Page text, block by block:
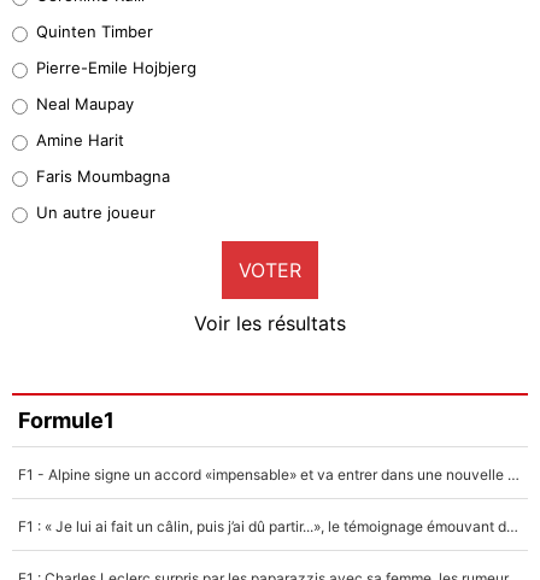
32%
5%
1%
9%
Faris Moumbagna
4%
Un autre joueur
5%
Quinten Timber
Pierre-Emile Hojbjerg
Neal Maupay
Amine Harit
Faris Moumbagna
Un autre joueur
VOTER
Voir les résultats
Formule1
F1 - Alpine signe un accord «impensable» et va entrer dans une nouvelle dimension : Grande nouvelle pour Pierre Gasly !
F1 : « Je lui ai fait un câlin, puis j’ai dû partir...», le témoignage émouvant de Max Verstappen sur sa fille